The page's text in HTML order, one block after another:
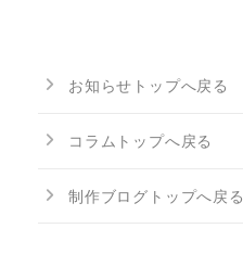
お知らせトップへ戻る
コラムトップへ戻る
制作ブログトップへ戻る